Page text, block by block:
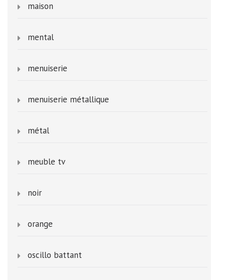
maison
mental
menuiserie
menuiserie métallique
métal
meuble tv
noir
orange
oscillo battant